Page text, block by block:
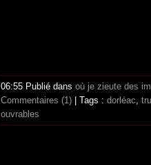
06:55 Publié dans où je zieute des
Commentaires (1) | Tags : dorléac,
ouvrables